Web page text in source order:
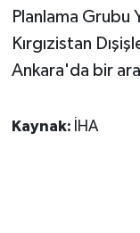
Planlama Grubu
Kırgızistan
Ankara'da bir
Kaynak: İHA
HABERDE